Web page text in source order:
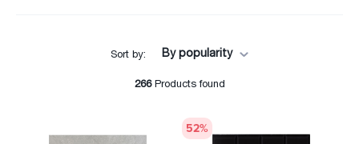
Sort by: By popularity
266Products found
52%